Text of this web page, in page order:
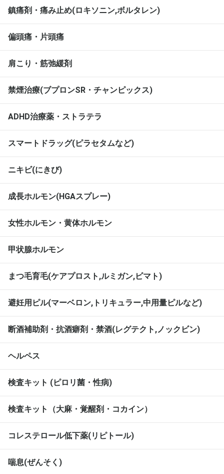
鎮痛剤・痛み止め(ロキソニン,ボルタレン)
偏頭痛・片頭痛
肩こり・筋弛緩剤
禁煙治療(ブプロンSR・チャンピックス)
ADHD治療薬・ストラテラ
スマートドラッグ(ピラセタムなど)
ニキビ(にきび)
成長ホルモン(HGAスプレー)
女性ホルモン・黄体ホルモン
甲状腺ホルモン
まつ毛育毛(ケアプロスト,ルミガン,ビマト)
避妊用ピル(マーベロン,トリキュラー,中用量ピルなど)
断酒補助剤・抗酒癖剤・禁酒(レグテクト,ノックビン)
ヘルペス
検査キット (ピロリ菌・性病)
検査キット（大麻・覚醒剤・コカイン）
コレステロール低下薬(リピトール)
喘息(ぜんそく)